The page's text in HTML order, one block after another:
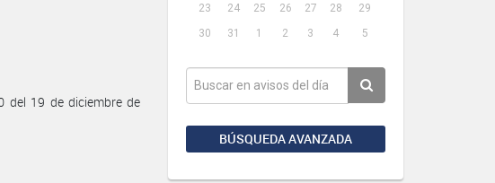
23
24 25 26 27 28
29
30
31 1 2 3 4 5
BÚSQUEDA AVANZADA
del 19 de diciembre de